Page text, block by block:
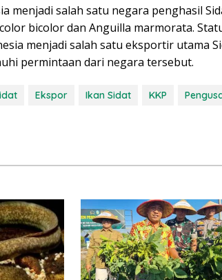
menjadi salah satu negara penghasil
bicolor dan Anguilla marmorata.
menjadi salah satu eksportir utama
permintaan dari negara tersebut.
Ekspor Ikan Sidat KKP